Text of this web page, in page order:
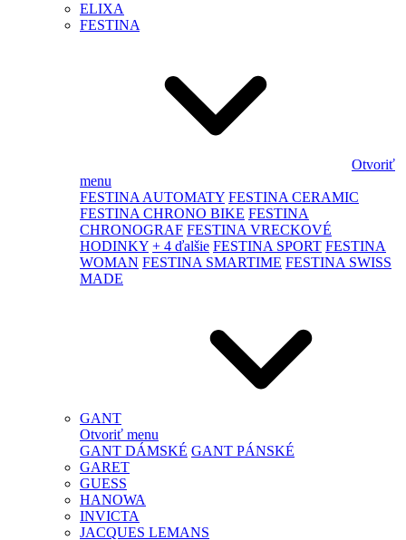
ELIXA
FESTINA
Otvoriť
menu
FESTINA AUTOMATY FESTINA CERAMIC
FESTINA CHRONO BIKE FESTINA
CHRONOGRAF FESTINA VRECKOVÉ
HODINKY + 4 ďalšie FESTINA SPORT FESTINA
WOMAN FESTINA SMARTIME FESTINA SWISS
MADE
GANT
Otvoriť menu
GANT DÁMSKÉ GANT PÁNSKÉ
GARET
GUESS
HANOWA
INVICTA
JACQUES LEMANS